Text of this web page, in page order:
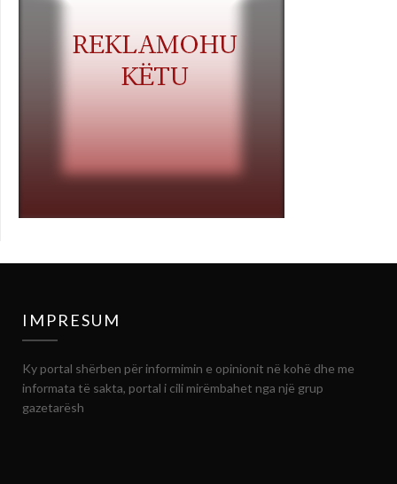
IMPRESUM
Ky portal shërben për informimin e opinionit në kohë dhe me
informata të sakta, portal i cili mirëmbahet nga një grup
gazetarësh